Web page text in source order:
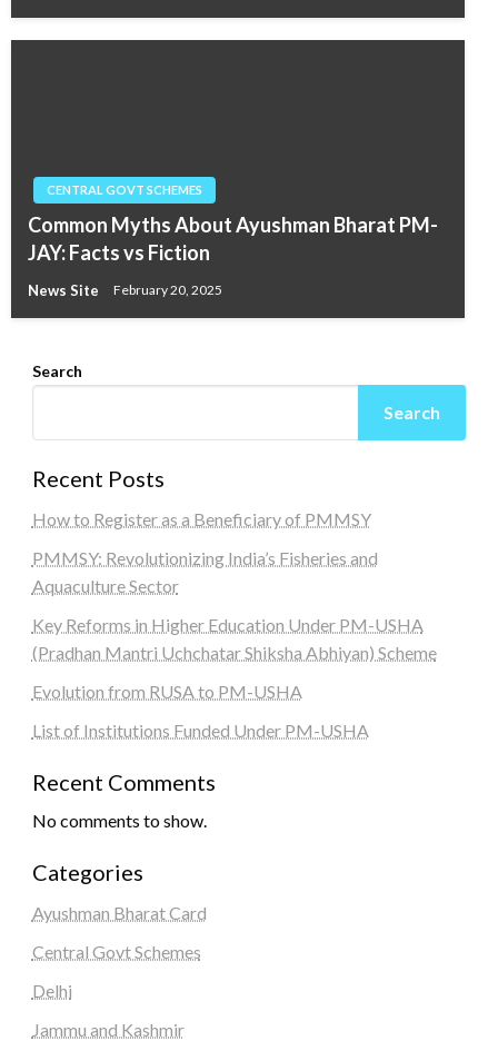
CENTRAL GOVT SCHEMES
Common Myths About Ayushman Bharat PM-
JAY: Facts vs Fiction
News Site February 20, 2025
Search
Search
Recent Posts
How to Register as a Beneficiary of PMMSY
PMMSY: Revolutionizing India’s Fisheries and
Aquaculture Sector
Key Reforms in Higher Education Under PM-USHA
(Pradhan Mantri Uchchatar Shiksha Abhiyan) Scheme
Evolution from RUSA to PM-USHA
List of Institutions Funded Under PM-USHA
Recent Comments
No comments to show.
Categories
Ayushman Bharat Card
Central Govt Schemes
Delhi
Jammu and Kashmir